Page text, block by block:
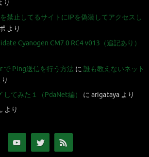
り
禁止してるサイトにIPを偽装してアクセスし
より
Cyanogen CM7.0 RC4 v013（追記あり）
で Ping送信を行う方法 に 誰も教えないネット
してみた１（PdaNet編）
に arigataya より
より